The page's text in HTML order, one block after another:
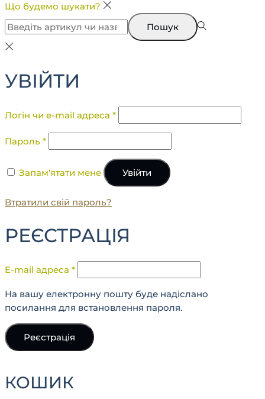
Що будемо шукати?
Пошук
УВІЙТИ
Логін чи e-mail адреса *
Пароль *
Запам'ятати мене Увійти
Втратили свій пароль?
РЕЄСТРАЦІЯ
E-mail адреса *
На вашу електронну пошту буде надіслано
посилання для встановлення пароля.
Реєстрація
КОШИК